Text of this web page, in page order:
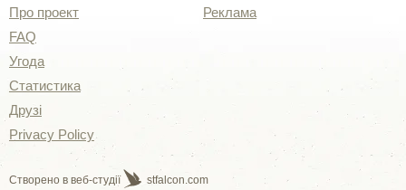
Про проект
FAQ
Угода
Статистика
Друзі
Privacy Policy
Реклама
Створено в веб-студії stfalcon.com